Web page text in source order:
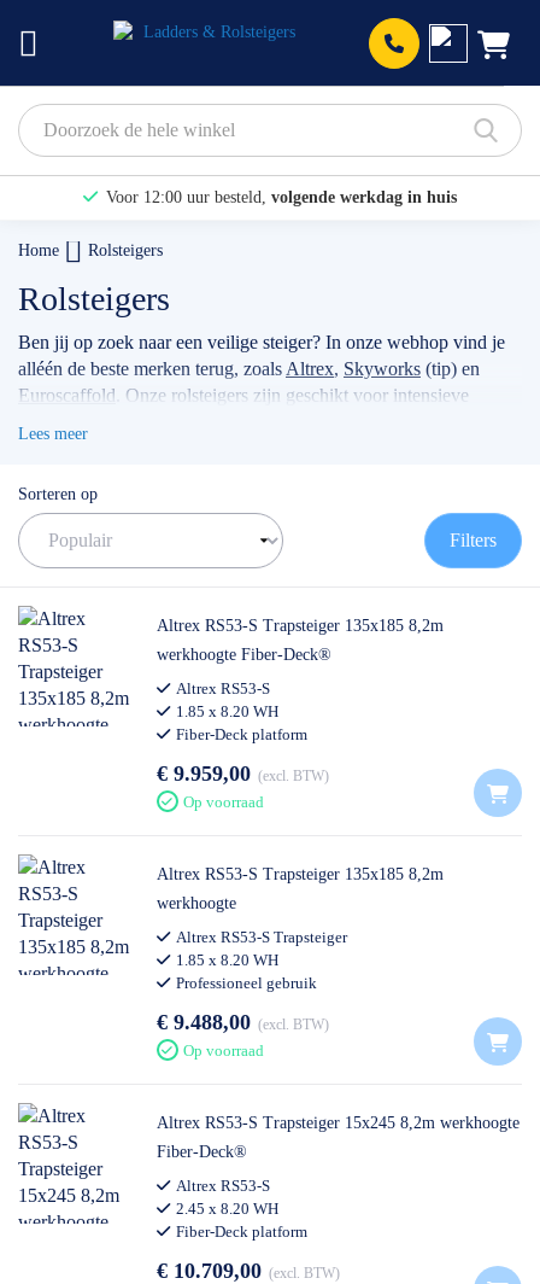
Voor 12:00 uur besteld, volgende werkdag in huis
Home Rolsteigers
Rolsteigers
Ben jij op zoek naar een veilige steiger? In onze webhop vind je
alléén de beste merken terug, zoals Altrex, Skyworks (tip) en
Euroscaffold . Onze rolsteigers zijn geschikt voor intensieve
volgens de actuele norm te werken met de
voorloopleuning
TIP: maak gebruik van onze filters om snel
de juiste rolsteiger te vinden!
✅Vrijblijvende offerteop maat
✅ Contact:
0511- 40 25 64, ofmail
Lees meer
Sorteren op
Filters
Altrex RS53-S Trapsteiger 135x185 8,2m
werkhoogte Fiber-Deck®
Altrex RS53-S
1.85 x 8.20 WH
Fiber-Deck platform
€ 9.959,00 excl. BTW
Op voorraad
Altrex RS53-S Trapsteiger 135x185 8,2m
werkhoogte
Altrex RS53-S Trapsteiger
1.85 x 8.20 WH
Professioneel gebruik
€ 9.488,00 excl. BTW
Op voorraad
Altrex RS53-S Trapsteiger 15x245 8,2m werkhoogte
Fiber-Deck®
Altrex RS53-S
2.45 x 8.20 WH
Fiber-Deck platform
€ 10.709,00 excl. BTW